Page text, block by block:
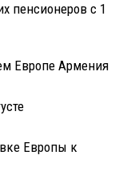
пенсионеров с 1
Европе Армения
Европы к